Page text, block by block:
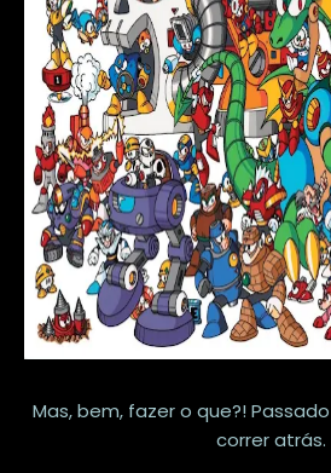
Mas, bem, fazer o que?!
correr atrás.